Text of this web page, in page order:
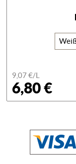
9,07 €/L
6,80 €